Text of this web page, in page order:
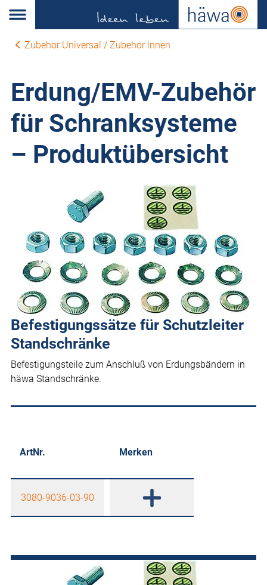
Zubehör Universal / Zubehör innen
Erdung/EMV-Zubehör
für Schranksysteme
– Produktübersicht
Befestigungssätze für Schutzleiter
Standschränke
Befestigungsteile zum Anschluß von Erdungsbändern in
häwa Standschränke.
ArtNr. Merken
3080-9036-03-90